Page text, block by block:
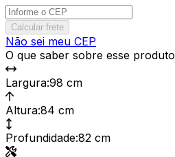
Calcular frete
Não sei meu CEP
O que saber sobre esse produto
Largura:98 cm
Altura:84 cm
Profundidade:82 cm